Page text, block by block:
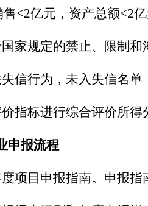
<2亿元，资产总额<2
家规定的禁止、限制和
信行为，未入失信名单
指标进行综合评价所得
申报流程
项目申报指南。申报